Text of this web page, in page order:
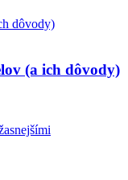
(a ich dôvody)